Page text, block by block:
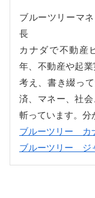
ブルーツリーマ
長
カナダで不動産
年、不動産や起
考え、書き綴っ
済、マネー、社
斬っています。分
ブルーツリー カ
ブルーツリー ジ